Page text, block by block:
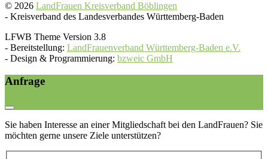
© 2026 LandFrauen Kreisverband Böblingen
- Kreisverband des Landesverbandes Württemberg-Baden
LFWB Theme Version 3.8
- Bereitstellung: LandFrauenverband Württemberg-Baden e.V.
- Design & Programmierung: bzweic GmbH
Anfrage
Sie haben Interesse an einer Mitgliedschaft bei den LandFrauen? Sie
möchten gerne unsere Ziele unterstützen?